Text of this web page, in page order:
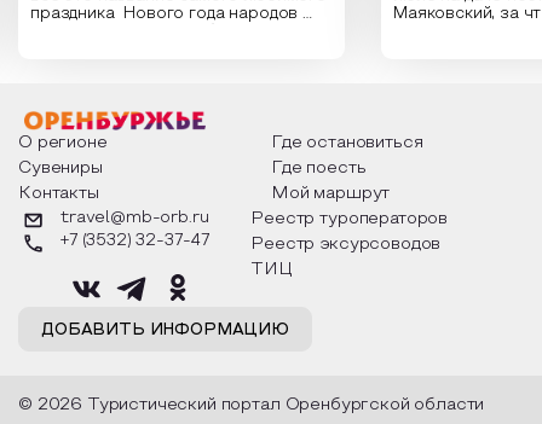
праздника Нового года народов
о том, как встречают новый год в
разных уголках страны, какие
обряды совершают на удачу и
благополучие, в чем схожи и
различаются традиции. Кто такой
Дед Мороз и откуда он пришел, как
его называют в разных уголках
страны и как появились елочные
Маяковский, за
Твардовского и
каждой строчке
восхищение
яркому времени
О регионе
Где остановиться
Сувениры
Где поесть
Контакты
Мой маршрут
ДОБАВИТЬ ИНФОРМАЦИЮ
travel@mb-orb.ru
+7 (3532) 32-37-47
Реестр туроператоров
Реестр эксурсоводов
ТИЦ
© 2026 Туристический портал Оренбургской области